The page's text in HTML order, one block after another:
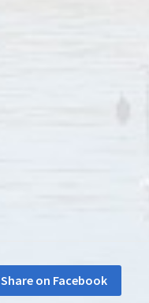
Share on Facebook